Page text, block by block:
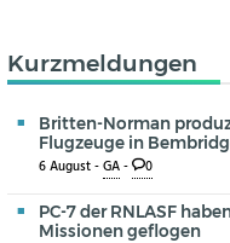
Kurzmeldungen
Britten-Norman
Flugzeuge in
6 August -GA- 0
PC-7 der RNLASF
Missionen geflogen